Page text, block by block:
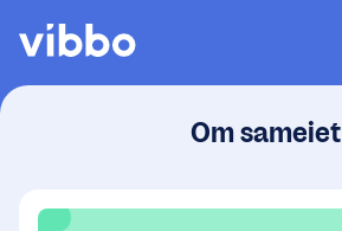
Om sameiet